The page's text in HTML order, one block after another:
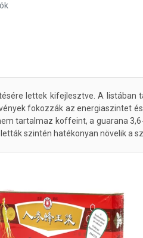
lettek kifejlesztve. A listában
fokozzák az energiaszintet
tartalmaz koffeint, a guarana
szintén hatékonyan növelik a